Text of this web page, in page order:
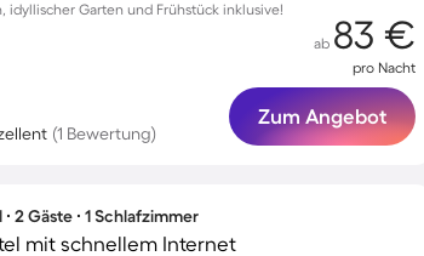
idyllischer Garten und Frühstück inklusive!
(1 Bewertung)
ab 83 €
pro Nacht
Zum Angebot
2 Gäste ∙ 1 Schlafzimmer
mit schnellem Internet